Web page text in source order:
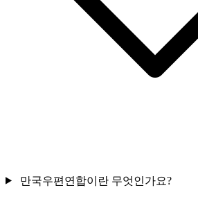
만국우편연합이란 무엇인가요?